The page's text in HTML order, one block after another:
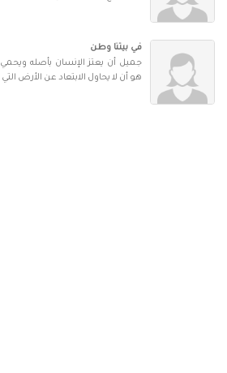
في بيتنا وطن
جميل أن يعتز الإنسان بأصله
هو أن لا يحاول الابتعاد عن الأرض